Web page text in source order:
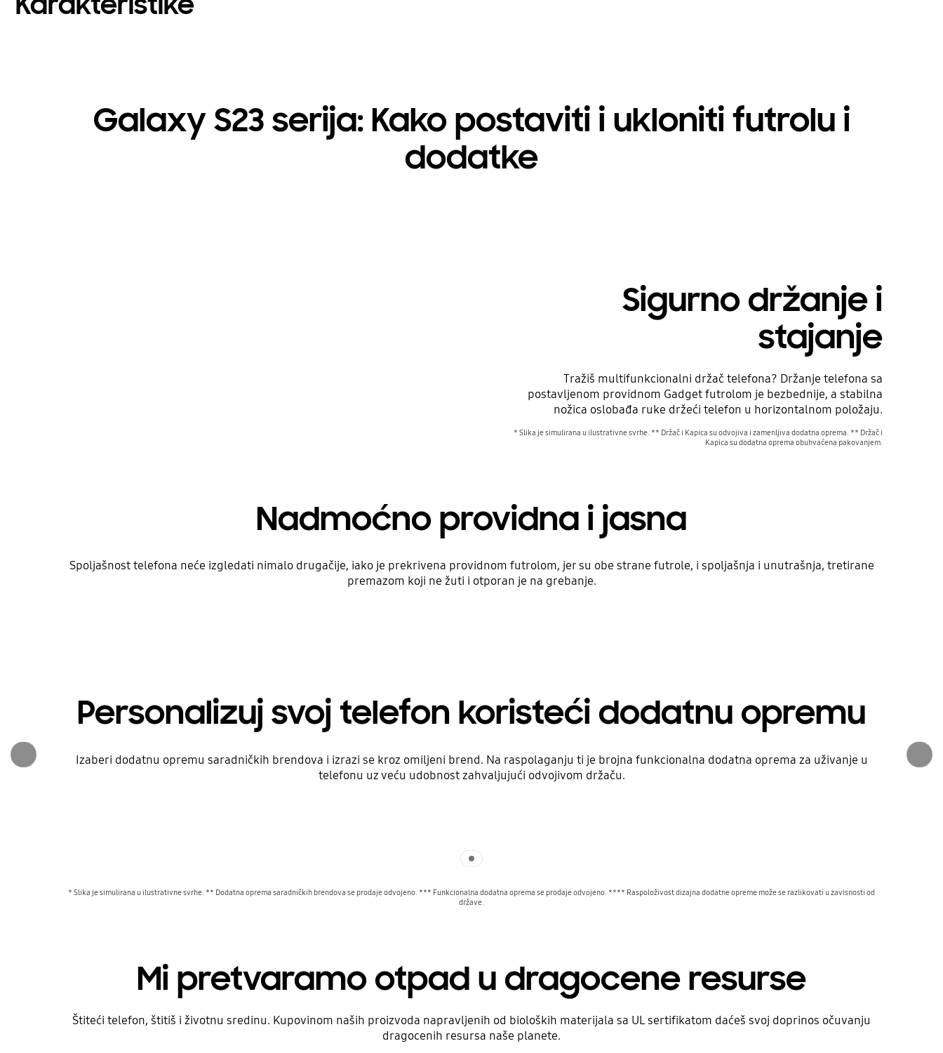
Galaxy S23 serija: Kako postaviti i ukloniti futrolu i
dodatke
Sigurno držanje i
stajanje
Tražiš multifunkcionalni držač telefona? Držanje telefona sa
postavljenom providnom Gadget futrolom je bezbednije, a stabilna
nožica oslobađa ruke držeći telefon u horizontalnom položaju.
* Slika je simulirana u ilustrativne svrhe. ** Držač i Kapica su odvojiva i zamenljiva dodatna oprema. ** Držač i
Kapica su dodatna oprema obuhvaćena pakovanjem.
Nadmoćno providna i jasna
Spoljašnost telefona neće izgledati nimalo drugačije, iako je prekrivena providnom futrolom, jer su obe strane futrole, i spoljašnja i unutrašnja, tretirane
premazom koji ne žuti i otporan je na grebanje.
Personalizuj svoj telefon koristeći dodatnu opremu
Izaberi dodatnu opremu saradničkih brendova i izrazi se kroz omiljeni brend. Na raspolaganju ti je brojna funkcionalna dodatna oprema za uživanje u
telefonu uz veću udobnost zahvaljujući odvojivom držaču.
* Slika je simulirana u ilustrativne svrhe. ** Dodatna oprema saradničkih brendova se prodaje odvojeno. *** Funkcionalna dodatna oprema se prodaje odvojeno. **** Raspoloživost dizajna dodatne opreme može se razlikovati u zavisnosti od
države.
Mi pretvaramo otpad u dragocene resurse
Štiteći telefon, štitiš i životnu sredinu. Kupovinom naših proizvoda napravljenih od bioloških materijala sa UL sertifikatom daćeš svoj doprinos očuvanju
dragocenih resursa naše planete.